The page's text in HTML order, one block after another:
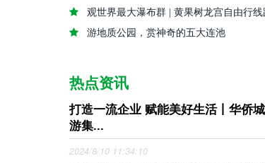
观世界最大瀑布群 | 黄果树龙宫自由行线
游地质公园，赏神奇的五大连池
热点资讯
打造一流企业 赋能美好生活丨华侨
游集...
2024/8/10 11:34:10